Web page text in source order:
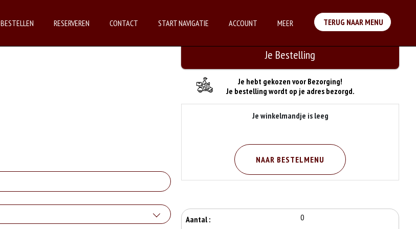
BESTELLEN RESERVEREN CONTACT START NAVIGATIE ACCOUNT MEER TERUG NAAR MENU
Je hebt gekozen voor Bezorging!
Je bestelling wordt op je adres bezorgd.
Je winkelmandje is leeg
NAAR BESTELMENU
Aantal : 0
Je Bestelling